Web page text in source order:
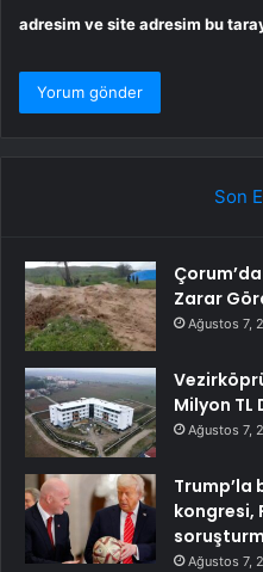
adresim ve site adresim bu
Son
Zarar
Ağustos 7,
Milyon TL
Ağustos 7,
Trump’la
kongresi,
Ağustos 7,